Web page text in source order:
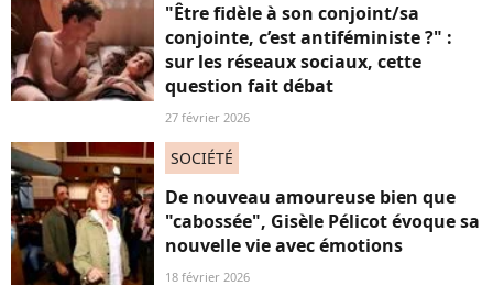
"Être fidèle à son conjoint/sa
conjointe, c’est antiféministe ?" :
sur les réseaux sociaux, cette
question fait débat
27 février 2026
SOCIÉTÉ
De nouveau amoureuse bien que
"cabossée", Gisèle Pélicot évoque sa
nouvelle vie avec émotions
18 février 2026